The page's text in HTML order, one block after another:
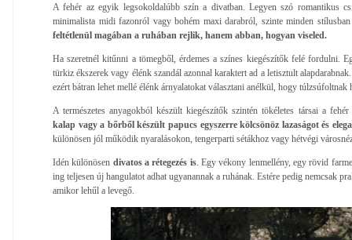
A fehér az egyik legsokoldalúbb szín a divatban. Legyen szó romantikus
minimalista midi fazonról vagy bohém maxi darabról, szinte minden
feltétlenül magában a ruhában rejlik, hanem abban, hogyan viseled.
Ha szeretnél kitűnni a tömegből, érdemes a színes kiegészítők felé fordulni.
türkiz ékszerek vagy élénk szandál azonnal karaktert ad a letisztult
ezért bátran lehet mellé élénk árnyalatokat választani anélkül, hogy túlzsúfoltnak
A természetes anyagokból készült kiegészítők szintén tökéletes társai a
kalap vagy a bőrből készült papucs egyszerre kölcsönöz lazaságot és
különösen jól működik nyaralásokon, tengerparti sétákhoz vagy hétvégi
Idén különösen divatos a rétegezés is. Egy vékony lenmellény, egy rövid
ing teljesen új hangulatot adhat ugyanannak a ruhának. Estére pedig nemcsak
amikor lehűl a levegő.